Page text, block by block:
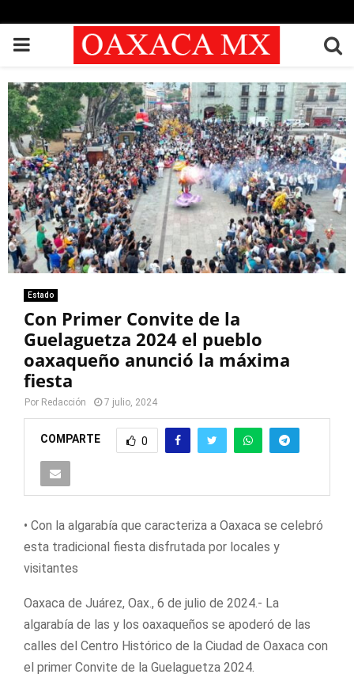
PRIMARY
MENU
Estado
Con Primer Convite de la
Guelaguetza 2024 el pueblo
oaxaqueño anunció la máxima
fiesta
Por Redacción 7 julio, 2024
COMPARTE 0
• Con la algarabía que caracteriza a Oaxaca se celebró
esta tradicional fiesta disfrutada por locales y
visitantes
Oaxaca de Juárez, Oax., 6 de julio de 2024.- La
algarabía de las y los oaxaqueños se apoderó de las
calles del Centro Histórico de la Ciudad de Oaxaca con
el primer Convite de la Guelaguetza 2024.